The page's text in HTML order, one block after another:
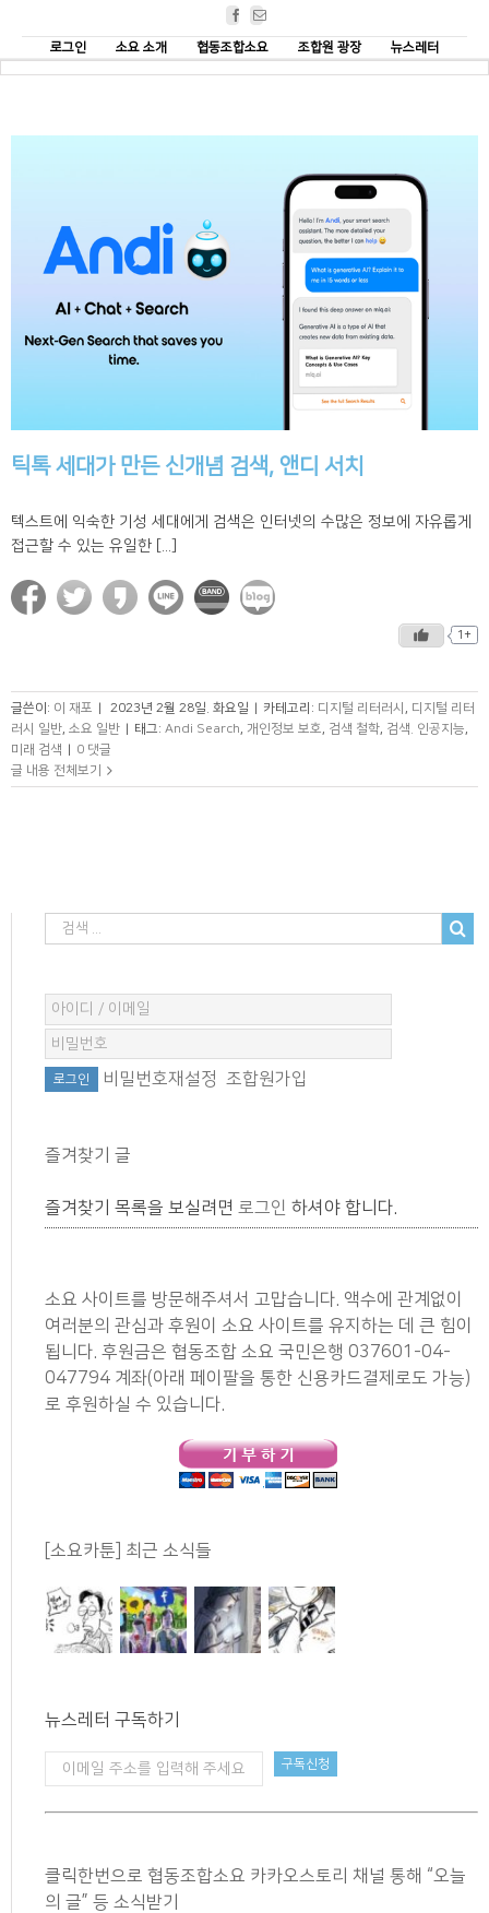
Facebook
로그인
소요 소개 협동조합소요 조합원 광장 뉴스레터
틱톡 세대가 만든 신개념 검색, 앤디 서치
텍스트에 익숙한 기성 세대에게 검색은 인터넷의 수많은 정보에 자유롭게
접근할 수 있는 유일한 [...]
1+
글쓴이: 이 재포 | 2023년 2월 28일. 화요일 | 카테고리: 디지털 리터러시 , 디지털 리터
러시 일반, 소요 일반 | 태그: Andi Search, 개인정보 보호, 검색 철학, 검색. 인공지능,
미래 검색 | 0 댓글
글 내용 전체보기
비밀번호재설정 조합원가입
즐겨찾기 글
즐겨찾기 목록을 보실려면 로그인 하셔야 합니다.
소요 사이트를 방문해주셔서 고맙습니다. 액수에 관계없이
여러분의 관심과 후원이 소요 사이트를 유지하는 데 큰 힘이
됩니다. 후원금은 협동조합 소요 국민은행 037601-04-
047794 계좌(아래 페이팔을 통한 신용카드결제로도 가능)
로 후원하실 수 있습니다.
[소요카툰] 최근 소식들
뉴스레터 구독하기
클릭한번으로 협동조합소요 카카오스토리 채널 통해 “오늘
의 글” 등 소식받기